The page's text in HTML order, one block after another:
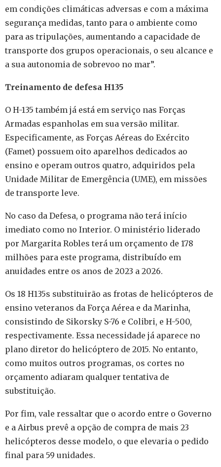
em condições climáticas adversas e com a máxima
segurança medidas, tanto para o ambiente como
para as tripulações, aumentando a capacidade de
transporte dos grupos operacionais, o seu alcance e
a sua autonomia de sobrevoo no mar”.
Treinamento de defesa H135
O H-135 também já está em serviço nas Forças
Armadas espanholas em sua versão militar.
Especificamente, as Forças Aéreas do Exército
(Famet) possuem oito aparelhos dedicados ao
ensino e operam outros quatro, adquiridos pela
Unidade Militar de Emergência (UME), em missões
de transporte leve.
No caso da Defesa, o programa não terá início
imediato como no Interior. O ministério liderado
por Margarita Robles terá um orçamento de 178
milhões para este programa, distribuído em
anuidades entre os anos de 2023 a 2026.
Os 18 H135s substituirão as frotas de helicópteros de
ensino veteranos da Força Aérea e da Marinha,
consistindo de Sikorsky S-76 e Colibri, e H-500,
respectivamente. Essa necessidade já aparece no
plano diretor do helicóptero de 2015. No entanto,
como muitos outros programas, os cortes no
orçamento adiaram qualquer tentativa de
substituição.
Por fim, vale ressaltar que o acordo entre o Governo
e a Airbus prevê a opção de compra de mais 23
helicópteros desse modelo, o que elevaria o pedido
final para 59 unidades.